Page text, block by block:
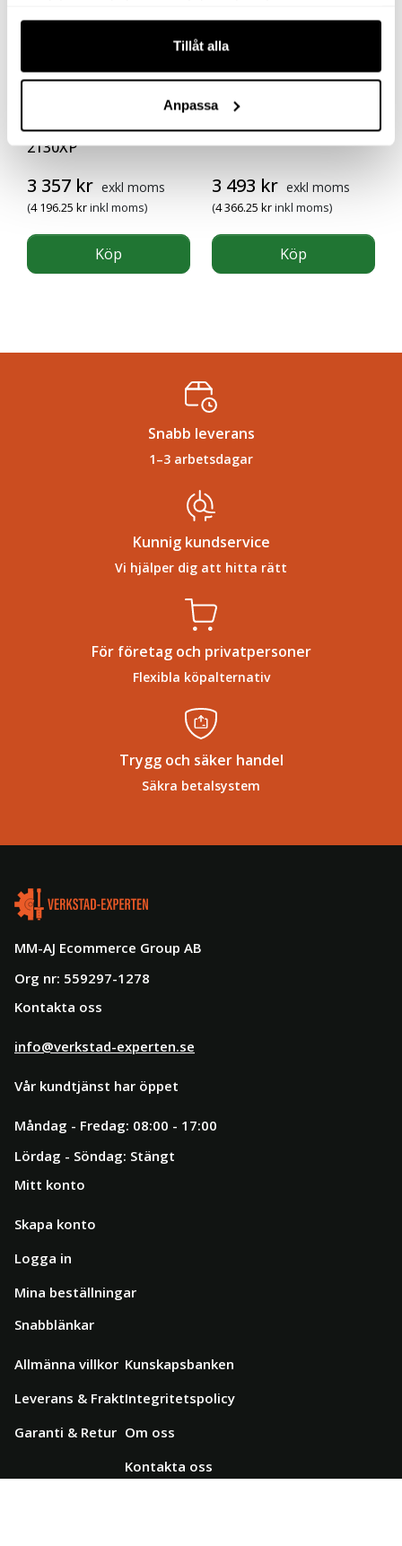
Tillåt alla
Anpassa
MUTTERDRAGARE 1/2″
2130XP
3 357 kr exkl moms
(4 196.25 krinkl moms)
Köp
SLIPMASKIN 4151-HL
3 493 kr exkl moms
(4 366.25 krinkl moms)
Köp
Snabb leverans
1–3 arbetsdagar
Kunnig kundservice
Vi hjälper dig att hitta rätt
För företag och privatpersoner
Flexibla köpalternativ
Trygg och säker handel
Säkra betalsystem
MM-AJ Ecommerce Group AB
Org nr: 559297-1278
Kontakta oss
info@verkstad-experten.se
Vår kundtjänst har öppet
Måndag - Fredag: 08:00 - 17:00
Lördag - Söndag: Stängt
Mitt konto
Skapa konto
Logga in
Mina beställningar
Snabblänkar
Allmänna villkor
Leverans & Frakt
Garanti & Retur
Kunskapsbanken
Integritetspolicy
Om oss
Kontakta oss